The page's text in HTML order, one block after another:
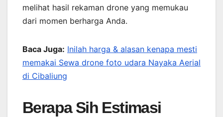
melihat hasil rekaman drone yang memukau
dari momen berharga Anda.
Baca Juga: Inilah harga & alasan kenapa mesti
memakai Sewa drone foto udara Nayaka Aerial
di Cibaliung
Berapa Sih Estimasi